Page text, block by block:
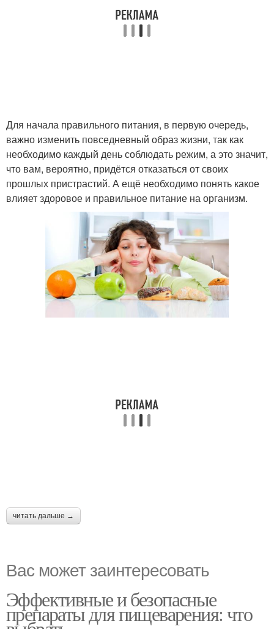
Для начала правильного питания, в первую очередь,
важно изменить повседневный образ жизни, так как
необходимо каждый день соблюдать режим, а это значит,
что вам, вероятно, придётся отказаться от своих
прошлых пристрастий. А ещё необходимо понять какое
влияет здоровое и правильное питание на организм.
читать дальше →
Вас может заинтересовать
Эффективные и безопасные
препараты для пищеварения: что